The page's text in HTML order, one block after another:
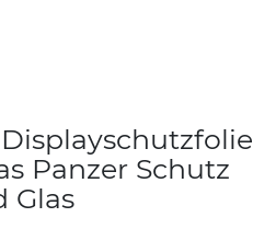
Panzer Schutz
Glas